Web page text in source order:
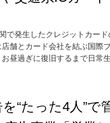
で発生したクレジットカー
舗とカード会社を結ぶ国際
昼過ぎに復旧するまで日常
“たった4人”